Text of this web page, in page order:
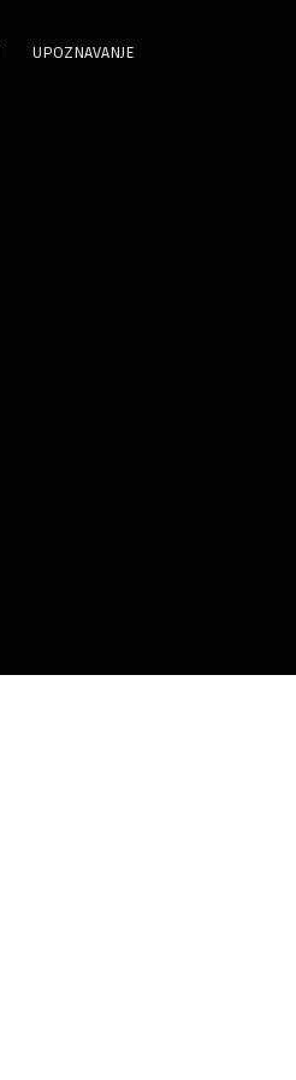
UPOZNAVANJE